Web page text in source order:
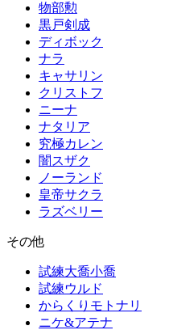
物部勲
黒戸剣成
ディボック
ナラ
キャサリン
クリストフ
ニーナ
ナタリア
究極カレン
闇スザク
ノーランド
皇帝サクラ
ラズベリー
その他
試練大喬小喬
試練ウルド
からくりモトナリ
ニケ&アテナ